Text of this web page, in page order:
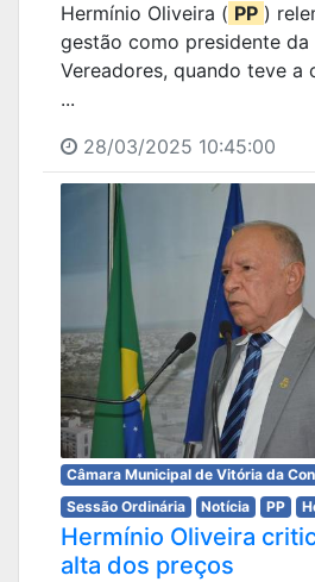
Hermínio Oliveira ( PP )
gestão como presidente da
Vereadores, quando teve a
...
28/03/2025 10:45:00
Câmara Municipal de Vitória da
Sessão Ordinária
Notícia PP
Hermínio Oliveira
alta dos preços